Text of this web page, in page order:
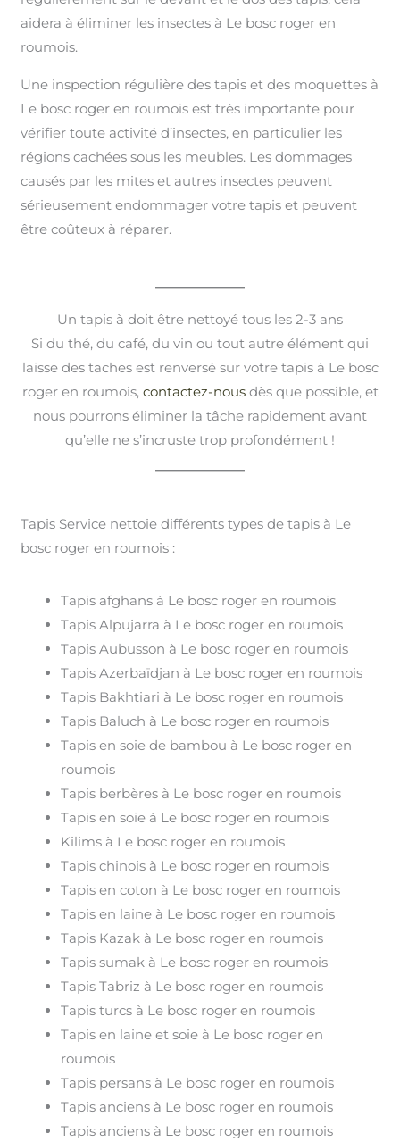
aidera à éliminer les insectes à Le bosc roger en
roumois.
Une inspection régulière des tapis et des moquettes à
Le bosc roger en roumois est très importante pour
vérifier toute activité d’insectes, en particulier les
régions cachées sous les meubles. Les dommages
causés par les mites et autres insectes peuvent
sérieusement endommager votre tapis et peuvent
être coûteux à réparer.
Un tapis à doit être nettoyé tous les 2-3 ans
Si du thé, du café, du vin ou tout autre élément qui
laisse des taches est renversé sur votre tapis à Le bosc
roger en roumois, contactez-nousdès que possible, et
nous pourrons éliminer la tâche rapidement avant
qu’elle ne s’incruste trop profondément !
Tapis Service nettoie différents types de tapis à Le
bosc roger en roumois :
Tapis afghans à Le bosc roger en roumois
Tapis Alpujarra à Le bosc roger en roumois
Tapis Aubusson à Le bosc roger en roumois
Tapis Azerbaïdjan à Le bosc roger en roumois
Tapis Bakhtiari à Le bosc roger en roumois
Tapis Baluch à Le bosc roger en roumois
Tapis en soie de bambou à Le bosc roger en
roumois
Tapis berbères à Le bosc roger en roumois
Tapis en soie à Le bosc roger en roumois
Kilims à Le bosc roger en roumois
Tapis chinois à Le bosc roger en roumois
Tapis en coton à Le bosc roger en roumois
Tapis en laine à Le bosc roger en roumois
Tapis Kazak à Le bosc roger en roumois
Tapis sumak à Le bosc roger en roumois
Tapis Tabriz à Le bosc roger en roumois
Tapis turcs à Le bosc roger en roumois
Tapis en laine et soie à Le bosc roger en
roumois
Tapis persans à Le bosc roger en roumois
Tapis anciens à Le bosc roger en roumois
Tapis anciens à Le bosc roger en roumois